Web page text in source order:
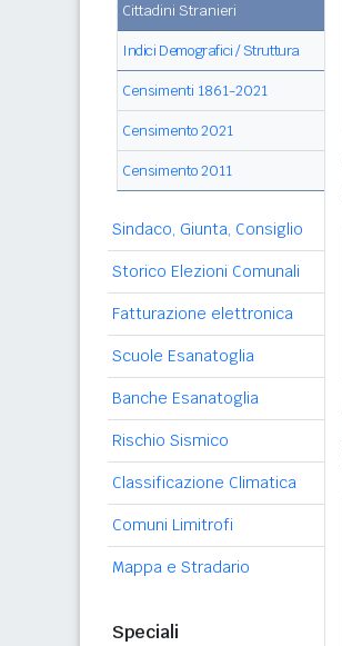
Cittadini Stranieri
Indici Demografici / Struttura
Censimenti 1861-2021
Censimento 2021
Censimento 2011
Sindaco, Giunta, Consiglio
Storico Elezioni Comunali
Fatturazione elettronica
Scuole Esanatoglia
Banche Esanatoglia
Rischio Sismico
Classificazione Climatica
Comuni Limitrofi
Mappa e Stradario
Speciali